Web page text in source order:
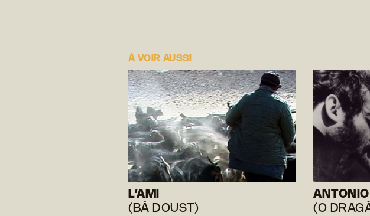
À VOIR AUSSI
L’AMI
(BÂ DOUST)
(O